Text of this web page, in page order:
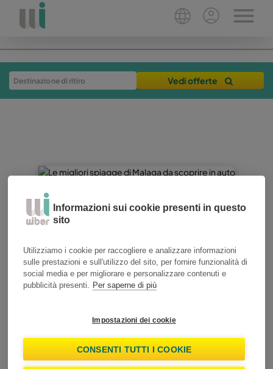
Vedi offerte
24-07-2025 8 min
Le migliori spiagge di
Malaga: gemme
nascoste lontano dalla
folla
Informazioni sui cookie presenti in questo
sito
Utilizziamo i cookie per raccogliere e analizzare informazioni
sulle prestazioni e sull'utilizzo del sito, per fornire funzionalità di
social media e per migliorare e personalizzare contenuti e
pubblicità presenti.
Per saperne di più
Impostazioni dei cookie
CONSENTI TUTTI I COOKIE